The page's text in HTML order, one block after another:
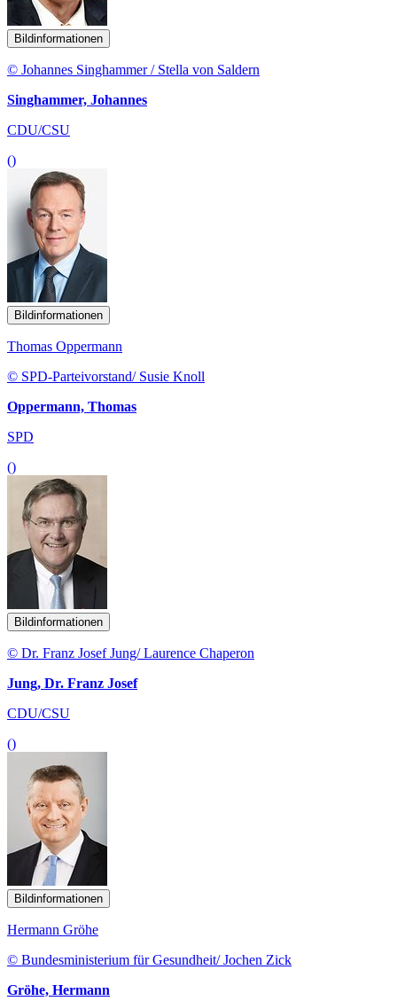
Bildinformationen
© Johannes Singhammer / Stella von Saldern
Singhammer, Johannes
CDU/CSU
()
Bildinformationen
Thomas Oppermann
© SPD-Parteivorstand/ Susie Knoll
Oppermann, Thomas
SPD
()
Bildinformationen
© Dr. Franz Josef Jung/ Laurence Chaperon
Jung, Dr. Franz Josef
CDU/CSU
()
Bildinformationen
Hermann Gröhe
© Bundesministerium für Gesundheit/ Jochen Zick
Gröhe, Hermann